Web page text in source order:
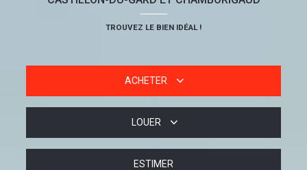
TROUVEZ LE BIEN IDÉAL !
ACHETER
De l'immo pro
LOUER
ESTIMER